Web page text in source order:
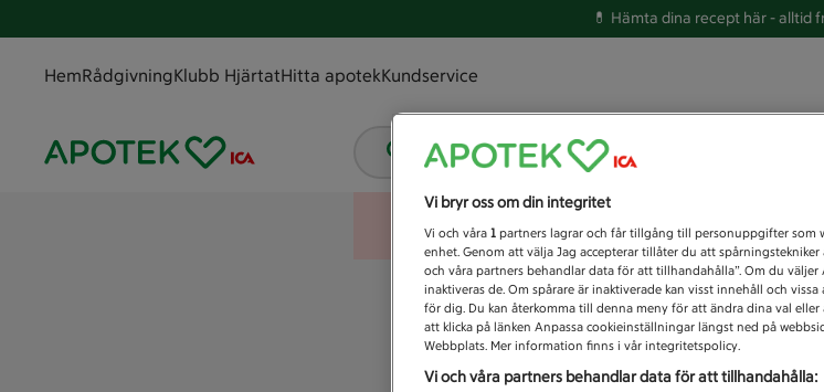
💊 Hämta dina recept här -alltid
HemRådgivningKlubb HjärtatHitta apotekKundservice
Vad letar du efter idag?
Vi bryr oss om din integritet
Vi och våra 1 partners lagrar och får tillgång till personuppgifter som
enhet. Genom att välja Jag accepterar tillåter du att
och våra partners behandlar data för att tillhandahålla”. Om du väljer
inaktiveras de. Om spårare är inaktiverade kan visst innehåll och
för dig. Du kan återkomma till denna meny för att ändra dina val
att klicka på länken Anpassa cookieinställningar längst ned på
Webbplats. Mer information finns i vår integritetspolicy.
Vi och våra partners behandlar data för att tillhandahålla: